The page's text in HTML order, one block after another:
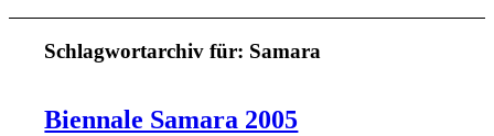
Schlagwortarchiv für: Samara
Biennale Samara 2005